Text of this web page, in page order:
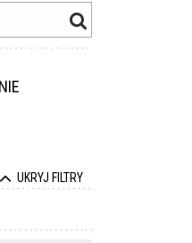
UKRYJ FILTRY